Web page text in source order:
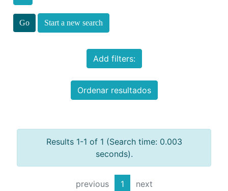
Start a new search
Add filters:
Ordenar resultados
Results 1-1 of 1 (Search time: 0.003
seconds).
previous 1 next